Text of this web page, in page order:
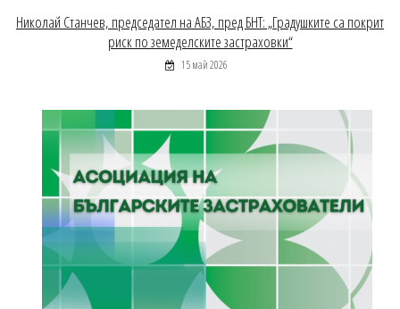
Николай Станчев, председател на АБЗ, пред БНТ: „Градушките са покрит
риск по земеделските застраховки“
15 май 2026